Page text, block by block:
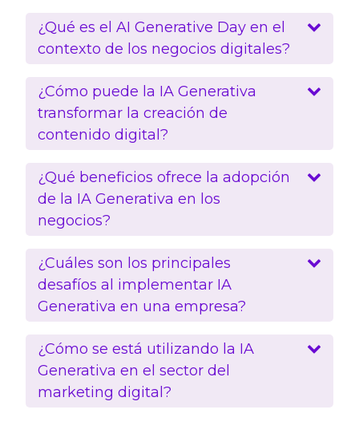
¿Qué es el AI Generative Day en el
contexto de los negocios digitales?
¿Cómo puede la IA Generativa
transformar la creación de
contenido digital?
¿Qué beneficios ofrece la adopción
de la IA Generativa en los
negocios?
¿Cuáles son los principales
desafíos al implementar IA
Generativa en una empresa?
¿Cómo se está utilizando la IA
Generativa en el sector del
marketing digital?